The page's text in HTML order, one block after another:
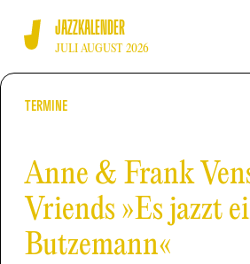
JAZZKALENDER
JULI AUGUST 2026
TERMINE
Anne & Frank
Vriends »Es jazzt
Butzemann«